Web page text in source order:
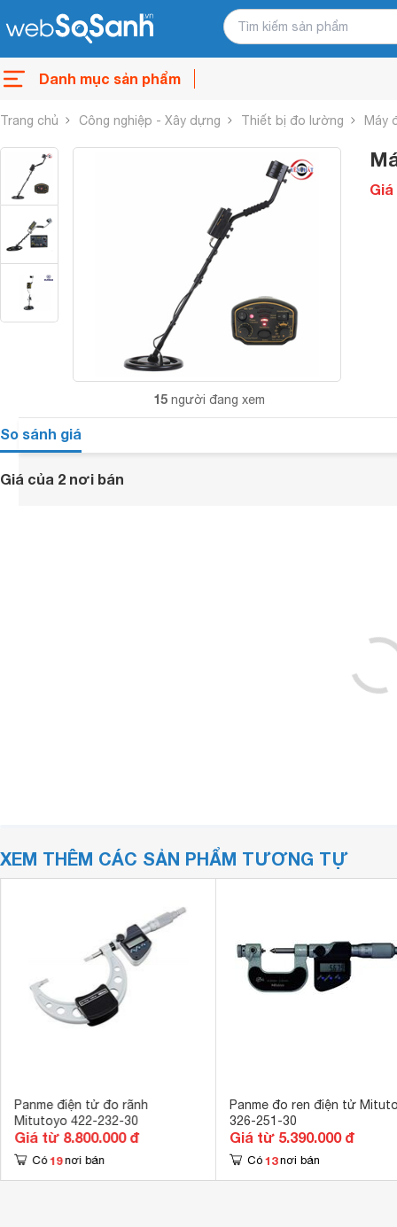
Danh mục sản phẩm
Trang chủ Công nghiệp - Xây dựng Thiết bị đo lường Máy
15 người đang xem
Giá
So sánh giá
Giá của 2 nơi bán
XEM THÊM CÁC SẢN PHẨM TƯƠNG TỰ
Panme điện tử đo rãnh
Mitutoyo 422-232-30
Giá từ 8.800.000 đ
Có 19 nơi bán
Panme đo ren điện tử
326-251-30
Giá từ 5.390.000 đ
Có 13 nơi bán